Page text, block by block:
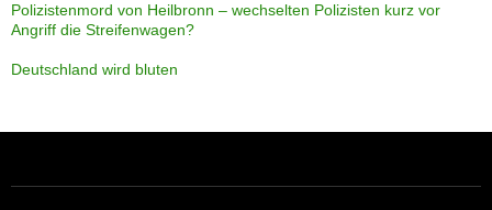
Polizistenmord von Heilbronn – wechselten Polizisten kurz vor
Angriff die Streifenwagen?
Deutschland wird bluten